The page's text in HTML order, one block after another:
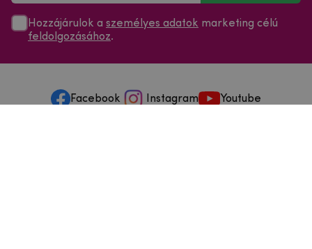
Hozzájárulok a személyes adatok marketing célú
feldolgozásához.
Facebook Instagram Youtube